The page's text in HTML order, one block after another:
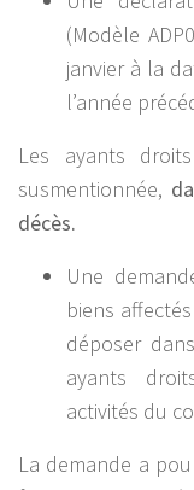
(Modèle
janvier à la
l’année
Les ayants
susmentionnée,
décès.
Une
biens
déposer
ayants
activités du
La demande a